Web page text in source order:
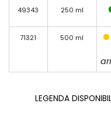
49343 250 ml
71321 500 ml
LEGENDA